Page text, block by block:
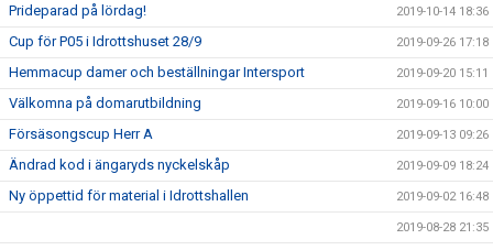
Prideparad på lördag! 2019-10-14 18:36
Cup för P05 i Idrottshuset 28/9 2019-09-26 17:18
Hemmacup damer och beställningar Intersport 2019-09-20 15:11
Välkomna på domarutbildning 2019-09-16 10:00
Försäsongscup Herr A 2019-09-13 09:26
Ändrad kod i ängaryds nyckelskåp 2019-09-09 18:24
Ny öppettid för material i Idrottshallen 2019-09-02 16:48
2019-08-28 21:35